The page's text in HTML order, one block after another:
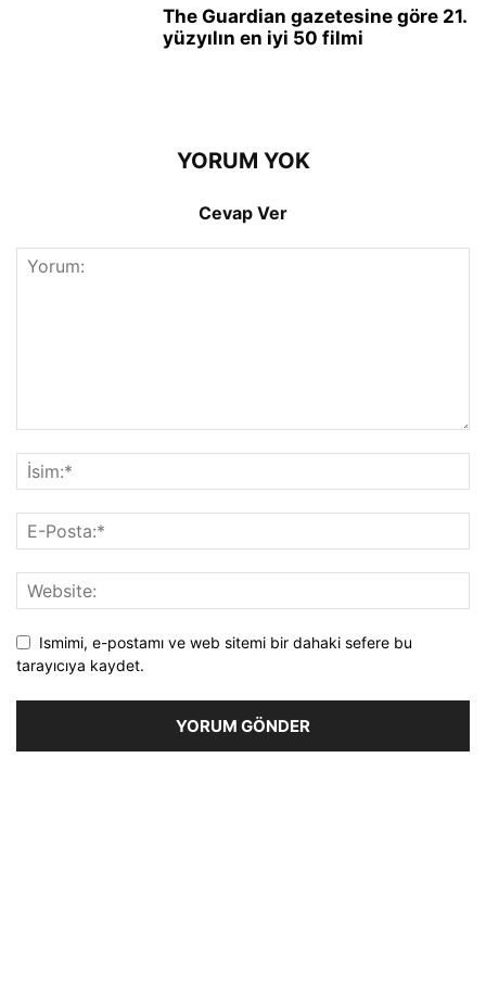
The Guardian gazetesine göre 21.
yüzyılın en iyi 50 filmi
YORUM YOK
Cevap Ver
Ismimi, e-postamı ve web sitemi bir dahaki sefere bu
tarayıcıya kaydet.